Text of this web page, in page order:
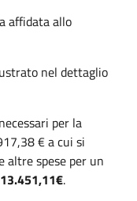
affidata allo
nel dettaglio
per la
€ a cui si
altre spese per un
.